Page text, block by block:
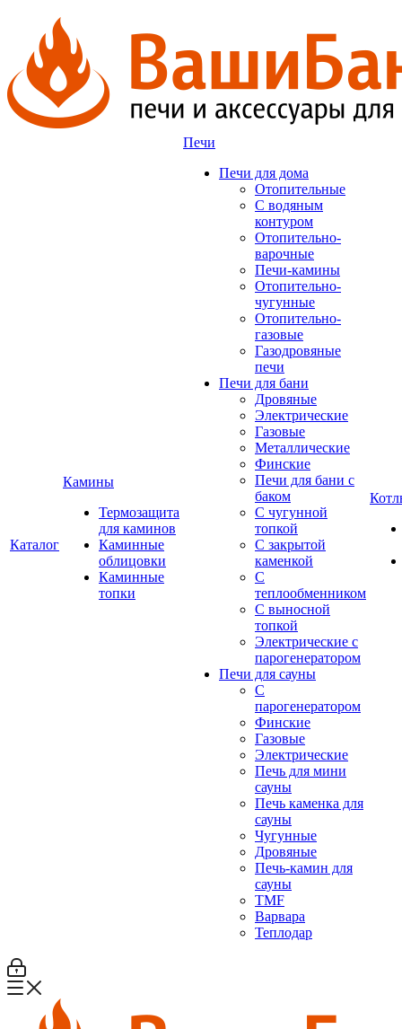
Каталог
Камины
Термозащита
для каминов
Каминные
облицовки
Каминные
топки
Печи
Печи для дома
Отопительные
C водяным
контуром
Отопительно-
варочные
Печи-камины
Отопительно-
чугунные
Отопительно-
газовые
Газодровяные
печи
Печи для бани
Дровяные
Электрические
Газовые
Металлические
Финские
Печи для бани с
баком
С чугунной
топкой
С закрытой
каменкой
С
теплообменником
С выносной
топкой
Электрические с
парогенератором
Печи для сауны
С
парогенератором
Финские
Газовые
Электрические
Печь для мини
сауны
Печь каменка для
сауны
Чугунные
Дровяные
Печь-камин для
сауны
TMF
Варвара
Теплодар